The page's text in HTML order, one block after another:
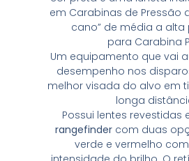
em Carabinas de Pressão
cano” de média a alta
para Carabina
Um equipamento que vai
desempenho nos
melhor visada do alvo em
longa
Possui lentes revestidas
rangefindercom duas
verde e vermelho